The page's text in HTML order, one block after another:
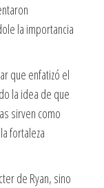
la importancia
que enfatizó el
la idea de que
sirven como
fortaleza
de Ryan, sino